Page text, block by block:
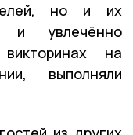
но и их
и увлечённо
на
выполняли